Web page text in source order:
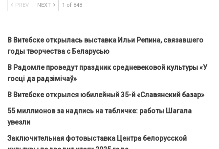
PREV NEXT 1 of 848
В Витебске открылась выставка Ильи Репина, связавшего
годы творчества с Беларусью
В Радомле проведут праздник средневековой культуры «У
госці да радзімічаў»
В Витебске открылся юбилейный 35-й «Славянский базар»
55 миллионов за надпись на табличке: работы Шагала
увезли
Заключительная фотовыставка Центра белорусской